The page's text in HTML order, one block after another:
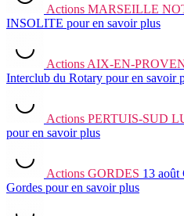
Actions MARSEILLE
INSOLITE pour en savoir plus
Actions AIX-EN-
Interclub du Rotary pour en savoir
Actions PERTUIS-SUD
pour en savoir plus
Actions GORDES 13 août
Gordes pour en savoir plus